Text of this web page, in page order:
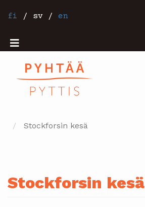
tillfi / sv / en
Mobiilivalikko
Stockforsin kesä
Stockforsin kesä